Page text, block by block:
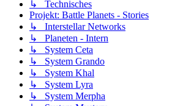
↳ Technisches
Projekt: Battle Planets - Stories
↳ Interstellar Networks
↳ Planeten - Intern
↳ System Ceta
↳ System Grando
↳ System Khal
↳ System Lyra
↳ System Merpha